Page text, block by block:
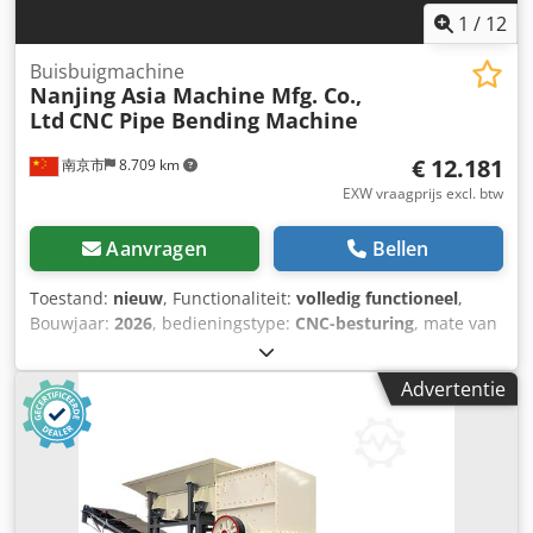
1 / 12
南京市 8.709 km
Buisbuigmachine
Nanjing Asia Machine Mfg. Co.,
Ltd CNC Pipe Bending Machine
€ 12.181
EXW vraagprijs excl. btw
Aanvragen Bellen
Toestand: nieuw, Functionaliteit: volledig functioneel,
Bouwjaar: 2026, bedieningstype: CNC-besturing, mate van
automatisch, aandrijvingstype:
hydraulisch, controllerfabrikant:Shenzhen ICM
Technology Development Co., Ltd.
, controller model:
880W02
(max.):
, buigradius (max.):200 mm
, doornlengte:150 mm , aantal assen:
, totaalgewicht:1.300 kg
Advertentie